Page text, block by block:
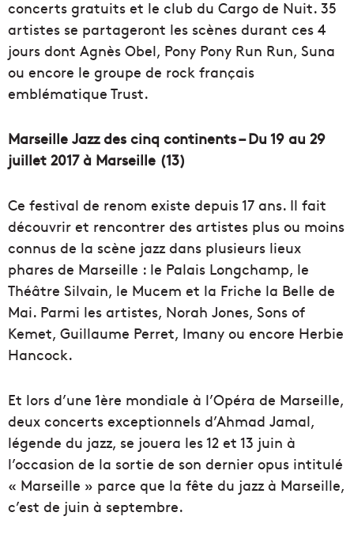
concerts gratuits et le club du Cargo de Nuit. 35
artistes se partageront les scènes durant ces 4
jours dont Agnès Obel, Pony Pony Run Run, Suna
ou encore le groupe de rock français
emblématique Trust.
Marseille Jazz des cinq continents – Du 19 au 29
juillet 2017 à Marseille (13)
Ce festival de renom existe depuis 17 ans. Il fait
découvrir et rencontrer des artistes plus ou moins
connus de la scène jazz dans plusieurs lieux
phares de Marseille : le Palais Longchamp, le
Théâtre Silvain, le Mucem et la Friche la Belle de
Mai. Parmi les artistes, Norah Jones, Sons of
Kemet, Guillaume Perret, Imany ou encore Herbie
Hancock.
Et lors d’une 1ère mondiale à l’Opéra de Marseille,
deux concerts exceptionnels d’Ahmad Jamal,
légende du jazz, se jouera les 12 et 13 juin à
l’occasion de la sortie de son dernier opus intitulé
« Marseille » parce que la fête du jazz à Marseille,
c’est de juin à septembre.